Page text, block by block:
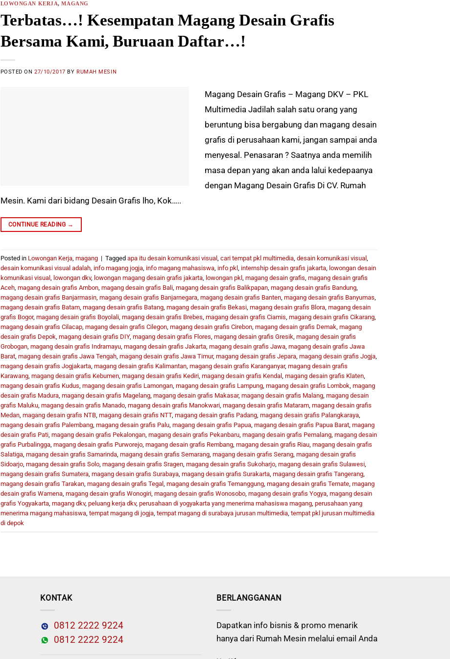
LOWONGAN KERJA,MAGANG
Terbatas…! Kesempatan Magang Desain Grafis
Bersama Kami, Buruaan Daftar…!
POSTED ON27/10/2017 BY RUMAH MESIN
Magang Desain Grafis – Magang DKV – PKL
Multimedia Jadilah salah satu orang yang
beruntung bisa bergabung dan magang desain
grafis di perusahaan kami, jangan sampai anda
menyesal. Penasaran ? Saatnya anda memilih
masa depan yang akan anda lalui kedepaanya
dengan Magang Desain Grafis Di CV. Rumah
Mesin. Kami dari bidang Desain Grafis lho, Kok…..
CONTINUE READING →
Posted in Lowongan Kerja, magang | Tagged apa itu desain komunikasi visual, cari tempat pkl multimedia, desain komunikasi visual,
desain komunikasi visual adalah, info magang jogja, info magang mahasiswa, info pkl, internship desain grafis jakarta, lowongan desain
komunikasi visual, lowongan dkv, lowongan magang desain grafis jakarta, lowongan pkl, magang desain grafis magang desain grafis
Aceh, magang desain grafis Ambon, magang desain grafis Bali, magang desain grafis Balikpapan, magang desain grafis Bandung,
magang desain grafis Banjarmasin, magang desain grafis Banjarnegara, magang desain grafis Banten, magang desain grafis Banyumas
magang desain grafis Batam, magang desain grafis Batang, magang desain grafis Bekasi, magang desain grafis Blora, magang desain
grafis Bogor, magang desain grafis Boyolali, magang desain grafis Brebes magang desain grafis Ciamis magang desain grafis Cikarang,
magang desain grafis Cilacap, magang desain grafis Cilegon, magang desain grafis Cirebon, magang desain grafis Demak magang
desain grafis Depok magang desain grafis DIY, magang desain grafis Flores magang desain grafis Gresik magang desain grafis
Grobogan, magang desain grafis Indramayu, magang desain grafis Jakarta, magang desain grafis Jawa, magang desain grafis Jawa
Barat, magang desain grafis Jawa Tengah, magang desain grafis Jawa Timur, magang desain grafis Jepara, magang desain grafis Jogja,
magang desain grafis Jogjakarta, magang desain grafis Kalimantan, magang desain grafis Karanganyar, magang desain grafis
Karawang, magang desain grafis Kebumen, magang desain grafis Kediri, magang desain grafis Kendal, magang desain grafis Klaten,
magang desain grafis Kudus magang desain grafis Lamongan, magang desain grafis Lampung, magang desain grafis Lombok magang
desain grafis Madura, magang desain grafis Magelang, magang desain grafis Makasar, magang desain grafis Malang, magang desain
grafis Maluku, magang desain grafis Manado, magang desain grafis Manokwari, magang desain grafis Mataram, magang desain grafis
Medan, magang desain grafis NTB, magang desain grafis NTT, magang desain grafis Padang, magang desain grafis Palangkaraya,
magang desain grafis Palembang, magang desain grafis Palu, magang desain grafis Papua, magang desain grafis Papua Barat, magang
desain grafis Pati, magang desain grafis Pekalongan, magang desain grafis Pekanbaru, magang desain grafis Pemalang, magang desain
grafis Purbalingga, magang desain grafis Purworejo, magang desain grafis Rembang, magang desain grafis Riau, magang desain grafis
Salatiga, magang desain grafis Samarinda, magang desain grafis Semarang, magang desain grafis Serang, magang desain grafis
Sidoarjo, magang desain grafis Solo, magang desain grafis Sragen, magang desain grafis Sukoharjo, magang desain grafis Sulawesi,
magang desain grafis Sumatera, magang desain grafis Surabaya, magang desain grafis Surakarta, magang desain grafis Tangerang,
magang desain grafis Tarakan, magang desain grafis Tegal, magang desain grafis Temanggung, magang desain grafis Ternate, magang
desain grafis Wamena, magang desain grafis Wonogiri, magang desain grafis Wonosobo, magang desain grafis Yogya, magang desain
grafis Yogyakarta, magang dkv, peluang kerja dkv, perusahaan di yogyakarta yang menerima mahasiswa magang, perusahaan yang
menerima magang mahasiswa, tempat magang di jogja, tempat magang di surabaya jurusan multimedia, tempat pkl jurusan multimedia
di depok
KONTAK
0812 2222 9224
0812 2222 9224
BERLANGGANAN
Dapatkan info bisnis & promo menarik
hanya dari Rumah Mesin melalui email Anda